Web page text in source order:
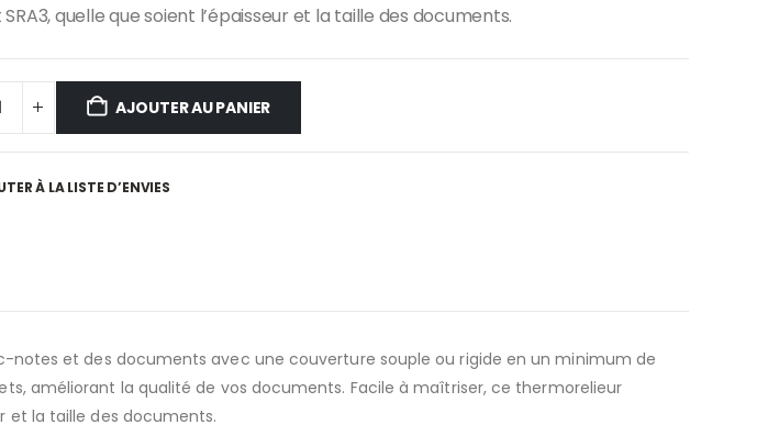
quelle que soient l’épaisseur et la taille des documents.
AJOUTER AU PANIER
À LA LISTE D’ENVIES
notes et des documents avec une couverture souple ou rigide en un minimum de
améliorant la qualité de vos documents. Facile à maîtriser, ce thermorelieur
et la taille des documents.